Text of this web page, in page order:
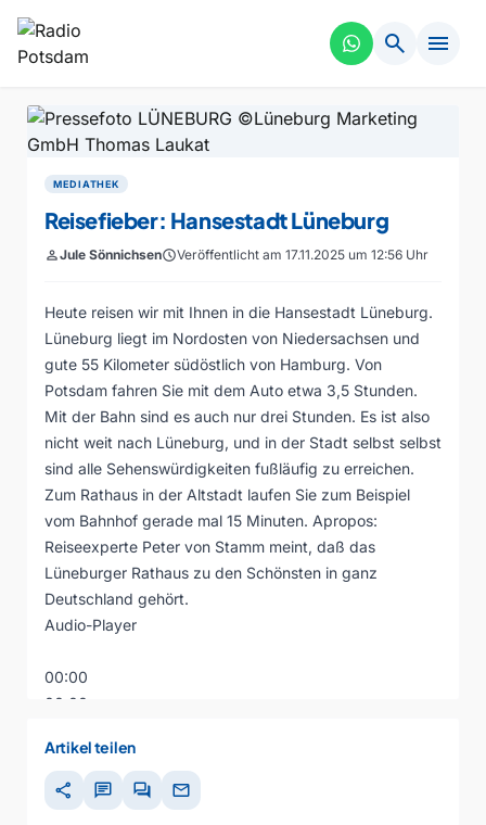
search menu
MEDIATHEK
Reisefieber: Hansestadt Lüneburg
personJule SönnichsenscheduleVeröffentlicht am 17.11.2025 um 12:56 Uhr
Heute reisen wir mit Ihnen in die Hansestadt Lüneburg.
Lüneburg liegt im Nordosten von Niedersachsen und
gute 55 Kilometer südöstlich von Hamburg. Von
Potsdam fahren Sie mit dem Auto etwa 3,5 Stunden.
Mit der Bahn sind es auch nur drei Stunden. Es ist also
nicht weit nach Lüneburg, und in der Stadt selbst selbst
sind alle Sehenswürdigkeiten fußläufig zu erreichen.
Zum Rathaus in der Altstadt laufen Sie zum Beispiel
vom Bahnhof gerade mal 15 Minuten. Apropos:
Reiseexperte Peter von Stamm meint, daß das
Lüneburger Rathaus zu den Schönsten in ganz
Deutschland gehört.
Audio-Player
00:00
00:00
Artikel teilen
share chat forum mail